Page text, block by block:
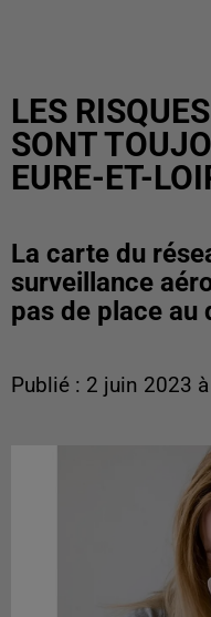
LES
SONT
EURE-ET-
La carte du
surveillance
pas de place au
Publié : 2 juin 2023